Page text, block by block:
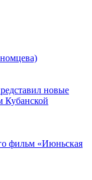
новые
Кубанской
фильм «Июньская